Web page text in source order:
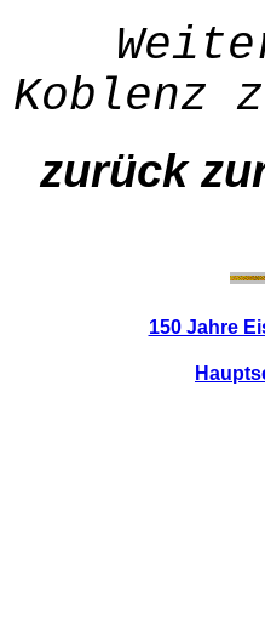
Koblenz
zurück
150 Jahre